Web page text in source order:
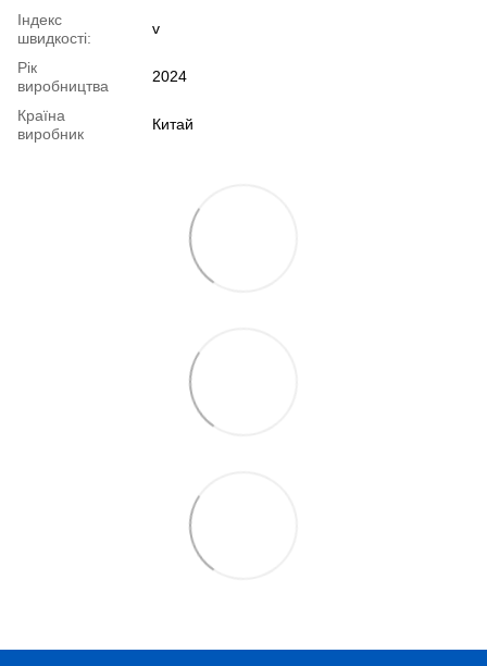
Індекс
швидкості:
v
Рік
виробництва
2024
Країна
виробник
Китай